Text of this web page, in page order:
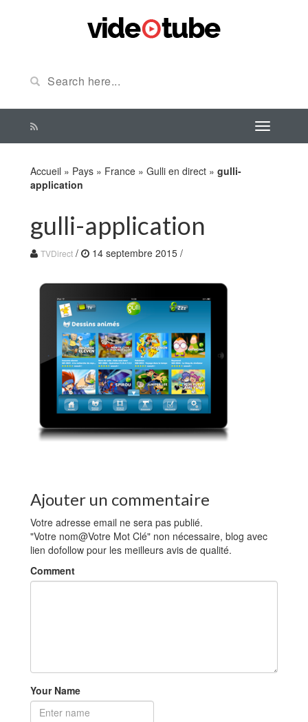
Accueil » Pays » France » Gulli en direct » gulli-
application
gulli-application
TVDirect / 14 septembre 2015 /
Ajouter un commentaire
Votre adresse email ne sera pas publié.
"Votre nom@Votre Mot Clé" non nécessaire, blog avec
lien dofollow pour les meilleurs avis de qualité.
Comment
Your Name